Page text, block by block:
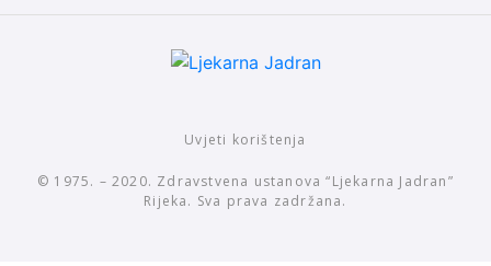
Uvjeti korištenja
© 1975. – 2020. Zdravstvena ustanova “Ljekarna Jadran”
Rijeka. Sva prava zadržana.